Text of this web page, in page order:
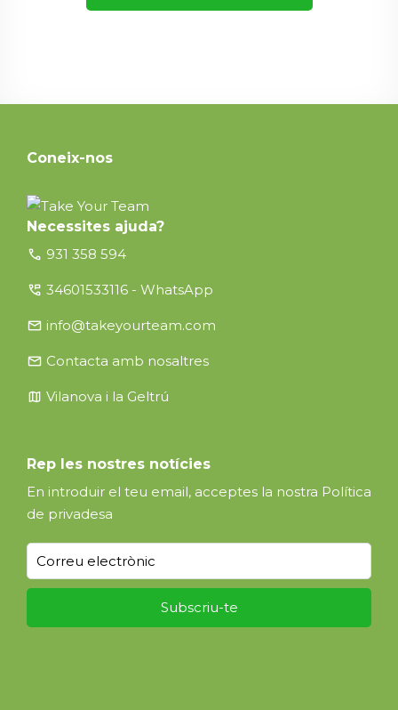
Coneix-nos
Necessites ajuda?
call 931 358 594
perm_phone_msg 34601533116 - WhatsApp
email info@takeyourteam.com
email Contacta amb nosaltres
map Vilanova i la Geltrú
Rep les nostres notícies
En introduir el teu email, acceptes la nostra Política
de privadesa